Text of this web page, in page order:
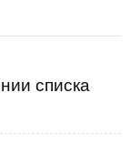
списка